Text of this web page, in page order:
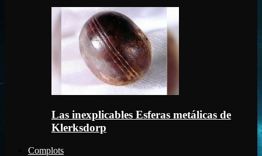
Las inexplicables Esferas metálicas de
Klerksdorp
Complots